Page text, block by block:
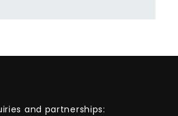
and partnerships: